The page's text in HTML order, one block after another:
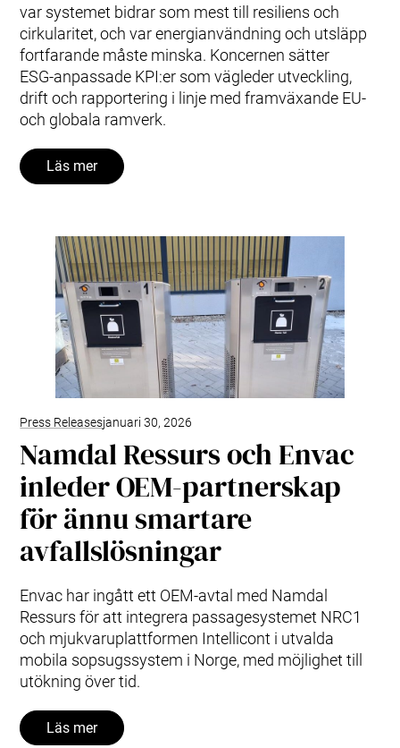
var systemet bidrar som mest till resiliens och
cirkularitet, och var energianvändning och utsläpp
fortfarande måste minska. Koncernen sätter
ESG‑anpassade KPI:er som vägleder utveckling,
drift och rapportering i linje med framväxande EU‑
och globala ramverk.
Läs mer
Press Releasesjanuari 30, 2026
Namdal Ressurs och Envac
inleder OEM-partnerskap
för ännu smartare
avfallslösningar
Envac har ingått ett OEM-avtal med Namdal
Ressurs för att integrera passagesystemet NRC1
och mjukvaruplattformen Intellicont i utvalda
mobila sopsugssystem i Norge, med möjlighet till
utökning över tid.
Läs mer